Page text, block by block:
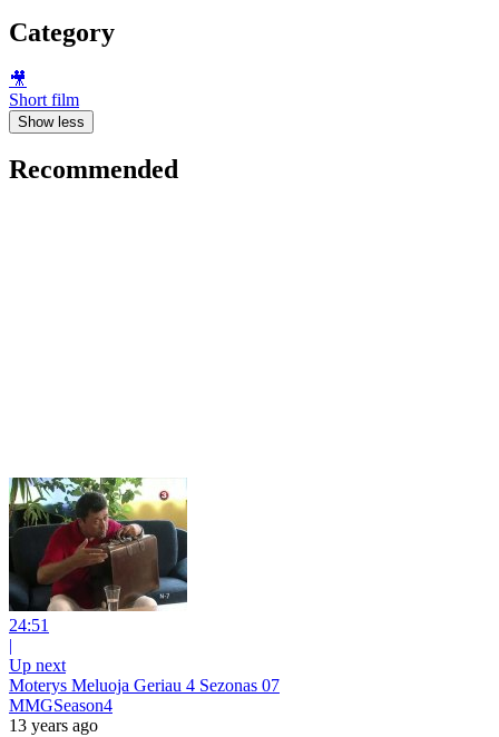
Category
🎥
Short film
Show less
Recommended
24:51
|
Up next
Moterys Meluoja Geriau 4 Sezonas 07
MMGSeason4
13 years ago